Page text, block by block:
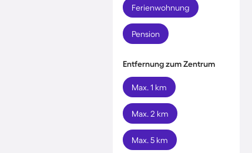
Ferienwohnung
Pension
Entfernung zum Zentrum
Max. 1 km
Max. 2 km
Max. 5 km